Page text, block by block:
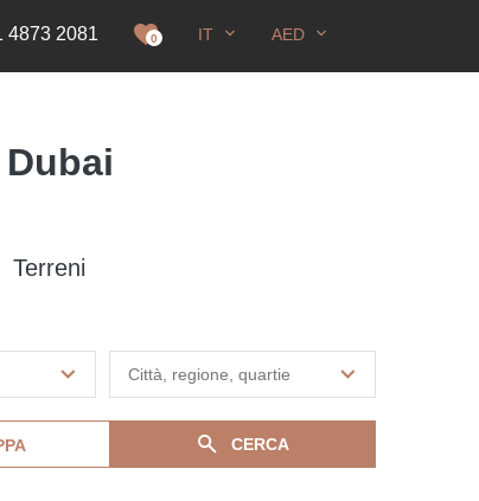
4873 2081 0 IT AED
Terreni
CERCA